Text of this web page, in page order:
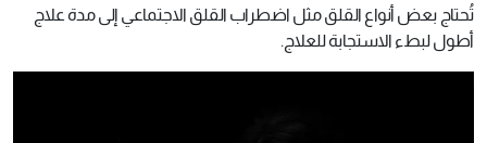
تُحتاج بعض أنواع القلق مثل اضطراب القلق الاجتماعي إلى مدة علاج
أطول لبطء الاستجابة للعلاج.